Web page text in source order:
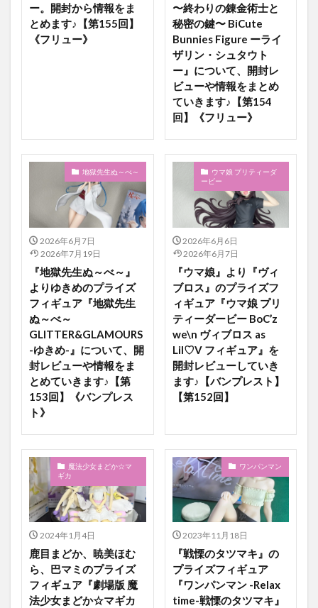
ー。開封から情報をま
とめます♪【第155回】
《フリュー》
〜終わりの錬金術士と
秘密の鍵〜 BiCute
Bunnies Figure ーライ
ザリン・シュタウト
ー』について、開封レ
ビューや情報をまとめ
ていきます♪【第154
回】《フリュー》
地獄先生ぬ～べ～
2026年6月7日
2026年7月19日
『地獄先生ぬ～べ～』
よりゆきめのプライズ
フィギュア『地獄先生
ぬ～べ～
GLITTER&GLAMOURS
-ゆきめ-』について、開
封レビューや情報をま
とめていきます♪【第
153回】《バンプレス
ト》
ウマ娘 プリティーダ
ービー
2026年6月6日
2026年6月7日
『ウマ娘』より『ヴィ
ブロス』のプライズフ
ィギュア『ウマ娘 プリ
ティーダービー BoC’z
we\n ヴィブロス as
Lil♡V フィギュア』を
開封レビューしていき
ます♪【バンプレスト】
【第152回】
魔法少女まどか☆マ
ギカ
2024年1月4日
鹿目まどか、暁美ほむ
ら、巴マミのプライズ
フィギュア『劇場版 魔
法少女まどか☆マギカ
ワンパンマン
2023年11月18日
『戦慄のタツマキ』の
プライズフィギュア
『ワンパンマン -Relax
time-戦慄のタツマキ』